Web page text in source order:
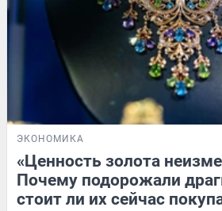
ЭКОНОМИКА
«Ценность золота
Почему подорожали
стоит ли их сейчас